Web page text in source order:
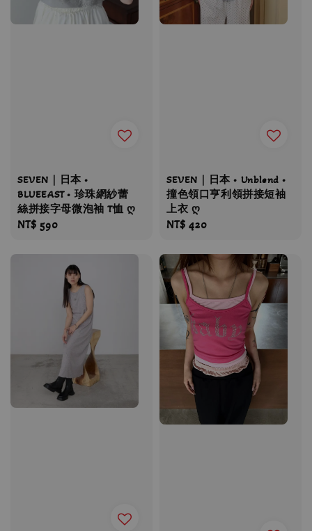
SEVEN｜日本 •
BLUEEAST • 珍珠網紗蕾
絲拼接字母微泡袖 T恤 ღ
Regular
NT$ 590
SEVEN｜日本 • Unblend •
撞色領口亨利領拼接短袖
上衣 ღ
Regular
NT$ 420